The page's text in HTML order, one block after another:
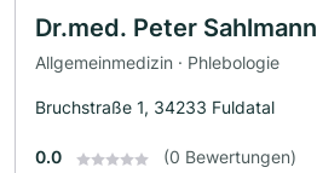
Dr.med. Peter Sahlmann
Allgemeinmedizin · Phlebologie
Bruchstraße 1, 34233 Fuldatal
0.0 (0 Bewertungen)